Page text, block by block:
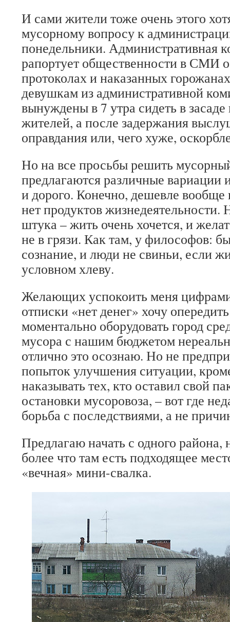
И сами жители тоже очень этого
мусорному вопросу к
понедельники. Административная
рапортует общественности в СМИ
протоколах и наказанных
девушкам из административной
вынуждены в 7 утра сидеть в
жителей, а после задержания
оправдания или, чего хуже,
Но на все просьбы решить
предлагаются различные вариации
и дорого. Конечно, дешевле
нет продуктов жизнедеятельности.
штука – жить очень хочется, и
не в грязи. Как там, у философов:
сознание, и люди не свиньи, если
условном хлеву.
Желающих успокоить меня
отписки «нет денег» хочу
моментально оборудовать город
мусора с нашим бюджетом
отлично это осознаю. Но не
попыток улучшения ситуации,
наказывать тех, кто оставил свой
остановки мусоровоза, – вот где
борьба с последствиями, а не
Предлагаю начать с одного
более что там есть подходящее
«вечная» мини-свалка.